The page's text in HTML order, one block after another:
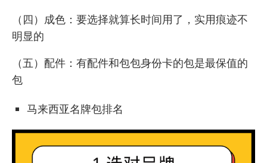
（四）成色：要选择就算长时间用了，实用痕迹不
明显的
（五）配件：有配件和包包身份卡的包是最保值的
包
马来西亚名牌包排名